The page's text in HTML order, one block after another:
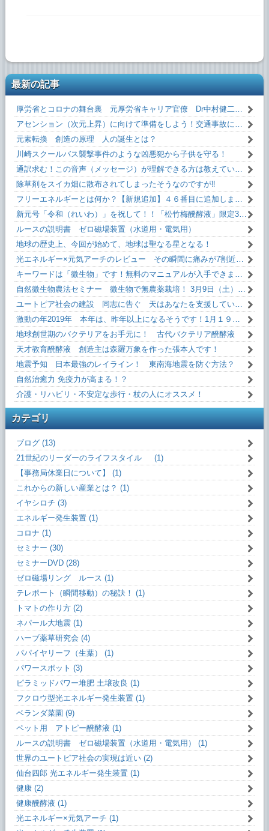
最新の記事
厚労省とコロナの舞台裏 元厚労省キャリア官僚 Dr中村健二 氏 闇を暴露！
アセンション（次元上昇）に向けて準備をしよう！交通事故にあわない方法！！
元素転換 創造の原理 人の誕生とは？
川崎スクールバス襲撃事件のような凶悪犯から子供を守る！
通訳求む！この音声（メッセージ）が理解できる方は教えていただけるとうれしいです！
除草剤をスイカ畑に散布されてしまったそうなのですが‼
フリーエネルギーとは何か？【新規追加】４６番目に追加しました！無料です！
新元号「令和（れいわ）」を祝して！！「松竹梅醗酵液」限定35本。
ルースの説明書 ゼロ磁場装置（水道用・電気用）
地球の歴史上、今回が始めて、地球は聖なる星となる！
光エネルギー×元気アーチのレビュー その瞬間に痛みが7割近く減った！
キーワードは「微生物」です！無料のマニュアルが入手できます。
自然微生物農法セミナー 微生物で無農薬栽培！ 3月9日（土）13:10～
ユートピア社会の建設 同志に告ぐ 天はあなたを支援しています！
激動の年2019年 本年は、昨年以上になるそうです！1月１９日(土)13:10～
地球創世期のバクテリアをお手元に！ 古代バクテリア醗酵液
天才教育醗酵液 創造主は森羅万象を作った張本人です！
地震予知 日本最強のレイライン！ 東南海地震を防ぐ方法？
自然治癒力 免疫力が高まる！？
介護・リハビリ・不安定な歩行・杖の人にオススメ！
カテゴリ
ブログ (13)
21世紀のリーダーのライフスタイル (1)
【事務局休業日について】 (1)
これからの新しい産業とは？ (1)
イヤシロチ (3)
エネルギー発生装置 (1)
コロナ (1)
セミナー (30)
セミナーDVD (28)
ゼロ磁場リング ルース (1)
テレポート（瞬間移動）の秘訣！ (1)
トマトの作り方 (2)
ネパール大地震 (1)
ハーブ薬草研究会 (4)
パパイヤリーフ（生葉） (1)
パワースポット (3)
ピラミッドパワー堆肥 土壌改良 (1)
フクロウ型光エネルギー発生装置 (1)
ベランダ菜園 (9)
ペット用 アトピー醗酵液 (1)
ルースの説明書 ゼロ磁場装置（水道用・電気用） (1)
世界のユートピア社会の実現は近い (2)
仙台四郎 光エネルギー発生装置 (1)
健康 (2)
健康醗酵液 (1)
光エネルギー×元気アーチ (1)